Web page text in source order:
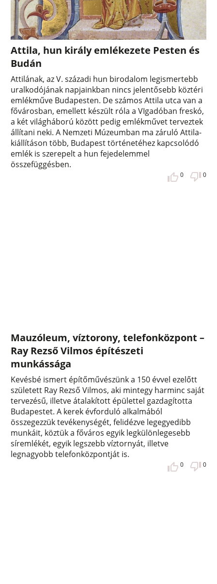
Attila, hun király emlékezete Pesten és
Budán
Attilának, az V. századi hun birodalom legismertebb
uralkodójának napjainkban nincs jelentősebb köztéri
emlékműve Budapesten. De számos Attila utca van a
fővárosban, emellett készült róla a VIgadóban freskó,
a két világháború között pedig emlékművet terveztek
állítani neki. A Nemzeti Múzeumban ma záruló Attila-
kiállításon több, Budapest történetéhez kapcsolódó
emlék is szerepelt a hun fejedelemmel
összefüggésben.
0 0
Mauzóleum, víztorony, telefonközpont –
Ray Rezső Vilmos építészeti
munkássága
Kevésbé ismert építőművészünk a 150 évvel ezelőtt
született Ray Rezső Vilmos, aki mintegy harminc saját
tervezésű, illetve átalakított épülettel gazdagította
Budapestet. A kerek évforduló alkalmából
összegezzük tevékenységét, felidézve legegyedibb
munkáit, köztük a főváros egyik legkülönlegesebb
síremlékét, egyik legszebb víztornyát, illetve
legnagyobb telefonközpontját is.
0 0